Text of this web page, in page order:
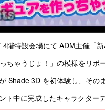
特設会場にて ADM主催「
ゃうじょ！」の模様をリポ
Shade 3D を初体験し、その
中に完成したキャラクター